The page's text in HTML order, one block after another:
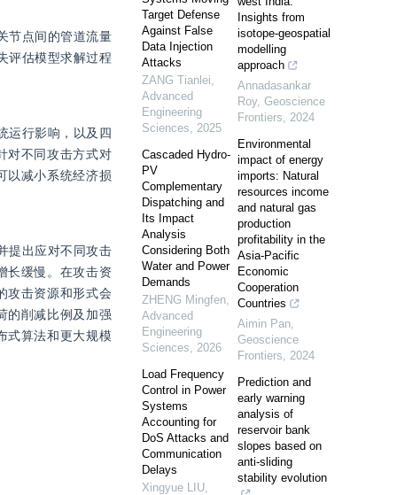
节点间的管道流量
评估模型求解过程
运行影响，以及四
对不同攻击方式对
以减小系统经济损
提出应对不同攻击
长缓慢。在攻击资
攻击资源和形式会
的削减比例及加强
式算法和更大规模
Target Defense
Against False
Data Injection
Attacks
ZANG Tianlei,
Advanced
Engineering
Sciences, 2025
Cascaded Hydro-
PV
Complementary
Dispatching and
Its Impact
Analysis
Considering Both
Water and Power
Demands
ZHENG Mingfen,
Advanced
Engineering
Sciences, 2026
Load Frequency
Control in Power
Systems
Accounting for
DoS Attacks and
Communication
Delays
Xingyue LIU,
Insights from
isotope-geospatial
modelling
approach
Annadasankar
Roy, Geoscience
Frontiers, 2024
Environmental
impact of energy
imports: Natural
resources income
and natural gas
production
profitability in the
Asia-Pacific
Economic
Cooperation
Countries
Aimin Pan,
Geoscience
Frontiers, 2024
Prediction and
early warning
analysis of
reservoir bank
slopes based on
anti-sliding
stability evolution